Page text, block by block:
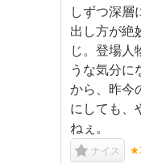
しずつ深層
出し方が絶
じ。登場人
うな気分に
から、昨今
にしても、
ねぇ。
ナイス